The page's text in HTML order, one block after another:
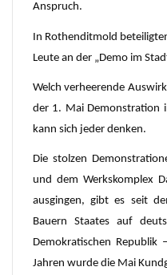
Anspruch.
In Rothenditmold
Leute an der „Demo im
Welch verheerende
der 1. Mai Demonstration
kann sich jeder denken.
Die stolzen
und dem Werkskomplex
ausgingen, gibt es seit
Bauern Staates auf
Demokratischen Republik –
Jahren wurde die Mai